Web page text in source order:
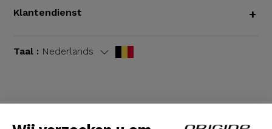
Klantendienst +
Taal : Nederlands